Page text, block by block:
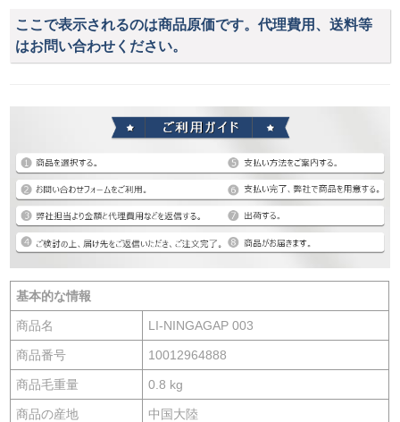
ここで表示されるのは商品原価です。代理費用、送料等
はお問い合わせください。
基本的な情報
商品名 LI-NINGAGAP 003
商品番号 10012964888
商品毛重量 0.8 kg
商品の産地 中国大陸